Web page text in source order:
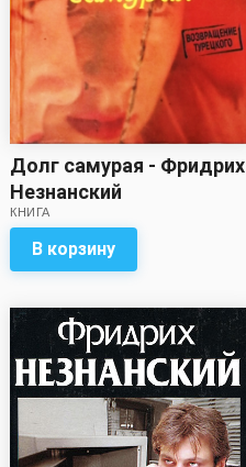
Долг самурая - Фридрих
Незнанский
КНИГА
В корзину